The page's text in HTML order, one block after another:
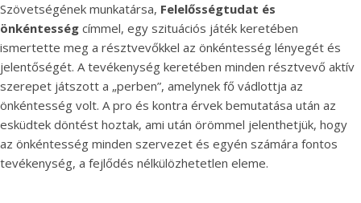
Szövetségének munkatársa, Felelősségtudat és
önkéntesség címmel, egy szituációs játék keretében
ismertette meg a résztvevőkkel az önkéntesség lényegét és
jelentőségét. A tevékenység keretében minden résztvevő aktív
szerepet játszott a „perben”, amelynek fő vádlottja az
önkéntesség volt. A pro és kontra érvek bemutatása után az
esküdtek döntést hoztak, ami után örömmel jelenthetjük, hogy
az önkéntesség minden szervezet és egyén számára fontos
tevékenység, a fejlődés nélkülözhetetlen eleme.